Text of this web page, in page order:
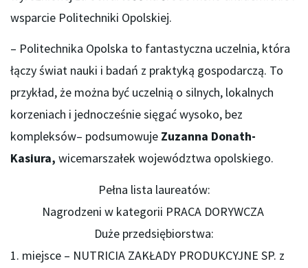
wsparcie Politechniki Opolskiej.
– Politechnika Opolska to fantastyczna uczelnia, która
łączy świat nauki i badań z praktyką gospodarczą. To
przykład, że można być uczelnią o silnych, lokalnych
korzeniach i jednocześnie sięgać wysoko, bez
kompleksów– podsumowuje Zuzanna Donath-
Kasiura, wicemarszałek województwa opolskiego.
Pełna lista laureatów:
Nagrodzeni w kategorii PRACA DORYWCZA
Duże przedsiębiorstwa:
1. miejsce – NUTRICIA ZAKŁADY PRODUKCYJNE SP. z